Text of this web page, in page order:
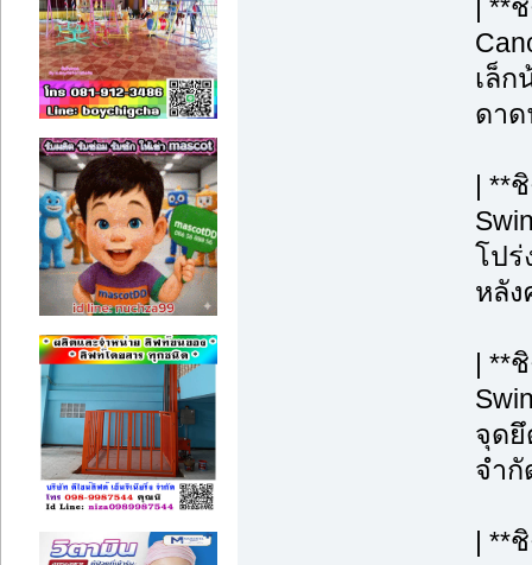
| **
เล็ก
ดา
| **
โปร่
หลัง
|
จุด
จำกั
| **